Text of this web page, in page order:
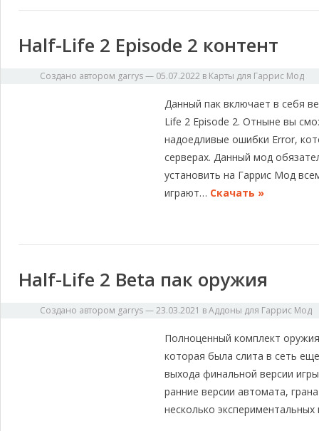
Half-Life 2 Episode 2 контент
Создано автором garrys— 05.07.2022 в Карты для Гаррис Мод
Данный пак включает в себя
Life 2 Episode 2. Отныне вы
надоедливые ошибки Error,
серверах. Данный мод
установить на Гаррис Мод
играют… Скачать »
Half-Life 2 Beta пак оружия
Создано автором garrys—23.03.2021 вАддоны для Гаррис Мод
Полноценный комплект
которая была слита в сеть
выхода финальной версии
ранние версии автомата,
несколько